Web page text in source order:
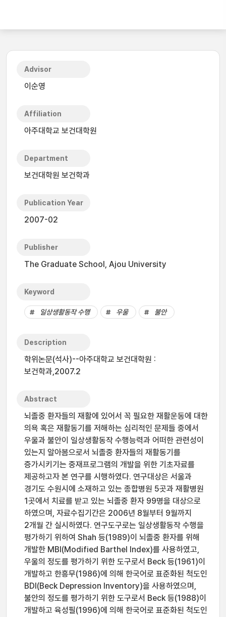
Advisor
이순영
Affiliation
아주대학교 보건대학원
Department
보건대학원 보건학과
Publication Year
2007-02
Publisher
The Graduate School, Ajou University
Keyword
일상생활동작 수행 우울 불안
Description
학위논문(석사)--아주대학교 보건대학원 :
보건학과,2007.2
Abstract
뇌졸중 환자들의 재활에 있어서 꼭 필요한 재활운동에 대한
의욕 혹은 재활동기를 저해하는 심리적인 문제들 중에서
우울과 불안이 일상생활동작 수행능력과 어떠한 관련성이
있는지 알아봄으로서 뇌졸중 환자들의 재활동기를
증가시키기는 중재프로그램의 개발을 위한 기초자료를
제공하고자 본 연구를 시행하였다. 연구대상은 서울과
경기도 수원시에 소재하고 있는 종합병원 5곳과 재활병원
1곳에서 치료를 받고 있는 뇌졸중 환자 99명을 대상으로
하였으며, 자료수집기간은 2006년 8월부터 9월까지
2개월 간 실시하였다. 연구도구로는 일상생활동작 수행을
평가하기 위하여 Shah 등(1989)이 뇌졸중 환자를 위해
개발한 MBI(Modified Barthel Index)를 사용하였고,
우울의 정도를 평가하기 위한 도구로서 Beck 등(1961)이
개발하고 한흥무(1986)에 의해 한국어로 표준화된 척도인
BDI(Beck Depression Inventory)을 사용하였으며,
불안의 정도를 평가하기 위한 도구로서 Beck 등(1988)이
개발하고 육성필(1996)에 의해 한국어로 표준화된 척도인